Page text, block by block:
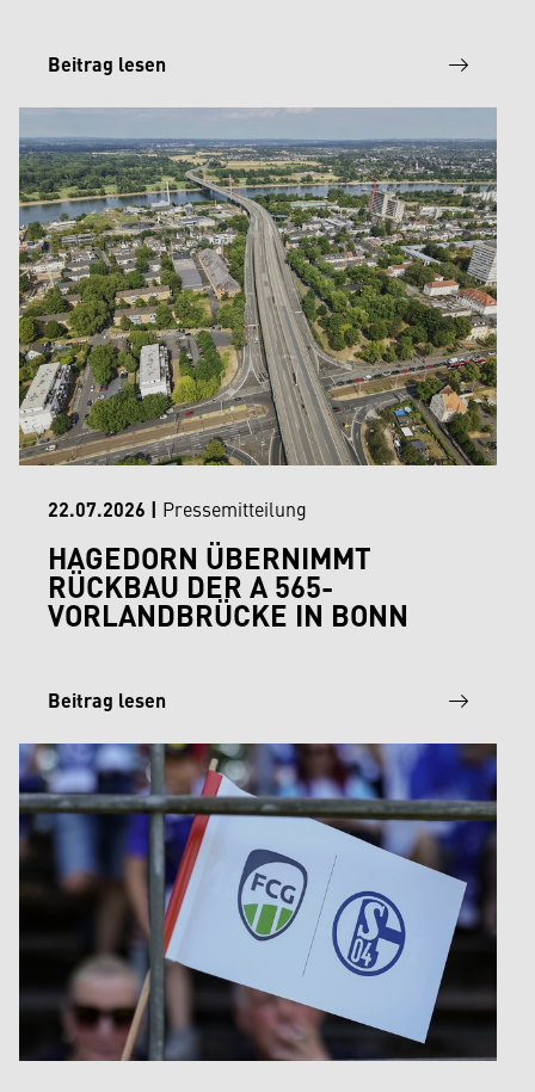
Beitrag lesen
22.07.2026 | Pressemitteilung
HAGEDORN ÜBERNIMMT
RÜCKBAU DER A 565-
VORLANDBRÜCKE IN BONN
Beitrag lesen